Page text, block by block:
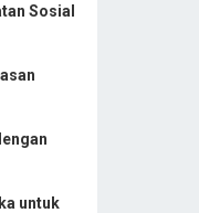
Sosial
untuk